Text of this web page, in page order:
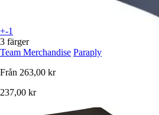
+-1
3 färger
Team Merchandise Paraply
Från 263,00 kr
237,00 kr